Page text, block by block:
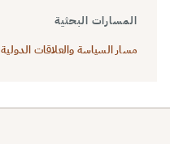
المسارات البحثية
مسار السياسة والعلاقات الدولية